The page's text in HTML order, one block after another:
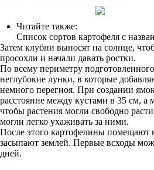
Читайте также:
Список сортов картофеля с
Затем клубни выносят на солнце,
просохли и начали давать ростки.
По всему периметру
неглубокие лунки, в которые
немного перегноя. При создании
расстояние между кустами в 35 см,
чтобы растения могли свободно
могли легко ухаживать за ними.
После этого картофелины помещают
засыпают землей. Первые всходы
дней.